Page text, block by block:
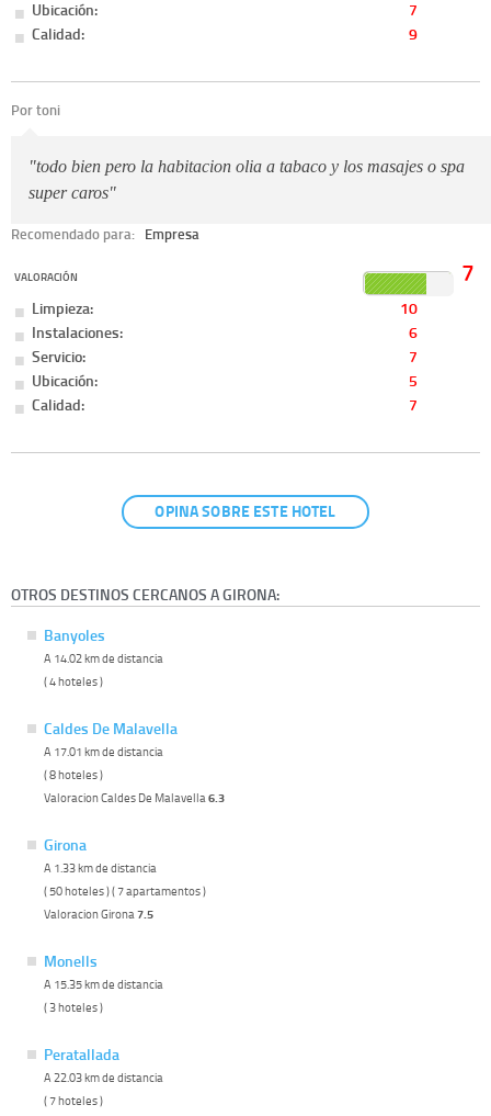
Ubicación:
7
Calidad:
9
Por toni
"todo bien pero la habitacion olia a tabaco y los masajes o spa
super caros"
Recomendado para: Empresa
VALORACIÓN 7
Limpieza:
10
Instalaciones:
6
Servicio:
7
Ubicación:
5
Calidad:
7
OPINA SOBRE ESTE HOTEL
OTROS DESTINOS CERCANOS A GIRONA:
Banyoles
A 14.02 km de distancia
( 4 hoteles )
Caldes De Malavella
A 17.01 km de distancia
( 8 hoteles )
Valoracion Caldes De Malavella6.3
Girona
A 1.33 km de distancia
( 50 hoteles ) ( 7 apartamentos )
Valoracion Girona7.5
Monells
A 15.35 km de distancia
( 3 hoteles )
Peratallada
A 22.03 km de distancia
( 7 hoteles )